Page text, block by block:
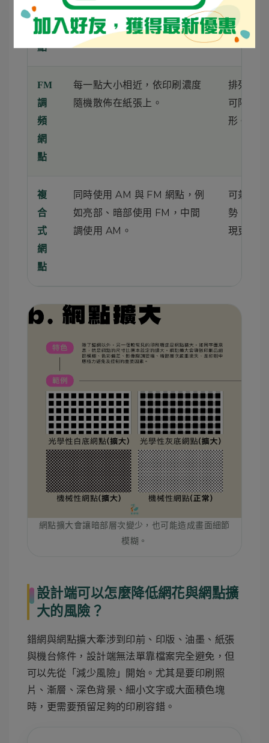
網
點
FM
調
頻
網
點
每一點大小相近，依印刷濃度
隨機散佈在紙張上。
排列較
可降低
形。
複
合
式
網
點
同時使用 AM 與 FM 網點，例
如亮部、暗部使用 FM，中間
調使用 AM。
可兼具
勢，讓
現更平
網點擴大會讓暗部層次變少，也可能造成畫面細節
模糊。
設計端可以怎麼降低網花與網點擴
大的風險？
錯網與網點擴大牽涉到印前、印版、油墨、紙張
與機台條件，設計端無法單靠檔案完全避免，但
可以先從「減少風險」開始。尤其是要印刷照
片、漸層、深色背景、細小文字或大面積色塊
時，更需要預留足夠的印刷容錯。